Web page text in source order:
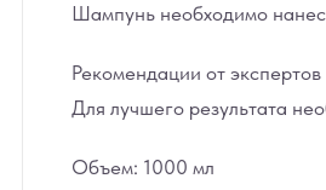
Шампунь необходимо
Рекомендации от
Для лучшего результата
Объем: 1000 мл